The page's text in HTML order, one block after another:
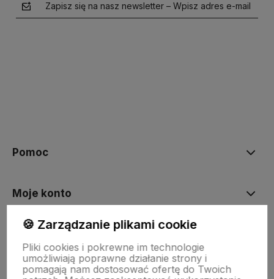
Zapisz się na nasz newsletter – Wpisz adres e-mail
Pomoc
Moje konto
Płatności i dostawa
Informacje
🍪 Zarządzanie plikami cookie
Pliki cookies i pokrewne im technologie
umożliwiają poprawne działanie strony i
pomagają nam dostosować ofertę do Twoich